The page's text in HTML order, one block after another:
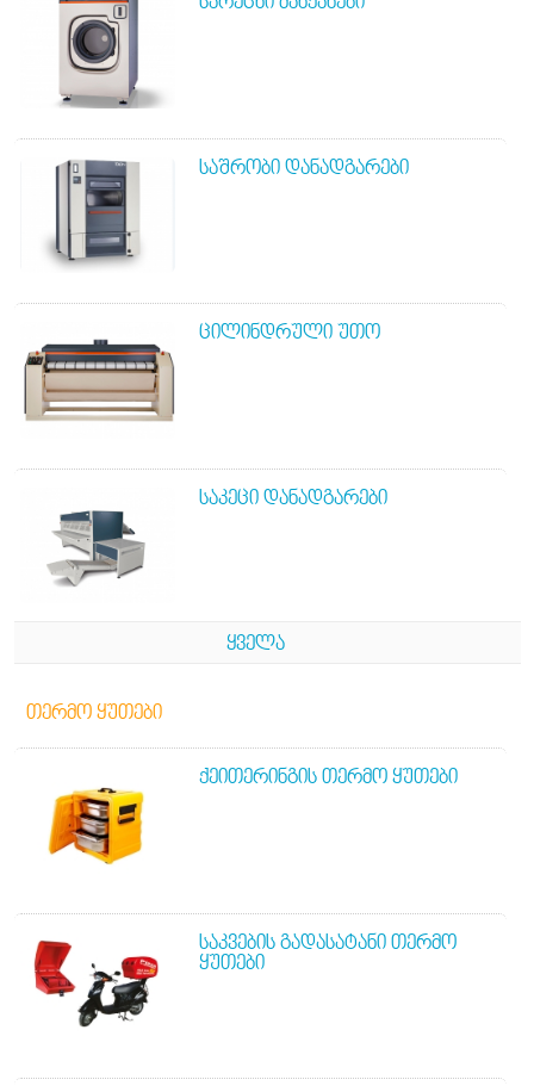
ᲡᲐᲨᲠᲝᲑᲘ ᲓᲐᲜᲐᲓᲒᲐᲠᲔᲑᲘ
ᲪᲘᲚᲘᲜᲓᲠᲣᲚᲘ ᲣᲗᲝ
ᲡᲐᲙᲔᲪᲘ ᲓᲐᲜᲐᲓᲒᲐᲠᲔᲑᲘ
ᲧᲕᲔᲚᲐ
ᲗᲔᲠᲛᲝ ᲧᲣᲗᲔᲑᲘ
ᲥᲔᲘᲗᲔᲠᲘᲜᲒᲘᲡ ᲗᲔᲠᲛᲝ ᲧᲣᲗᲔᲑᲘ
ᲡᲐᲙᲕᲔᲑᲘᲡ ᲒᲐᲓᲐᲡᲐᲢᲐᲜᲘ ᲗᲔᲠᲛᲝ
ᲧᲣᲗᲔᲑᲘ